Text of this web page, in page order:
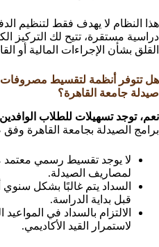
هذا النظام لا يهدف فقط لتنظيم
دراسية مستقرة، تتيح لك التركيز
القلق بشأن الإجراءات المالية أو
هل تتوفر أنظمة لتقسيط مصروفات
صيدلة جامعة القاهرة؟
نعم، توجد تسهيلات للطلاب الوافدين
برامج الصيدلة بجامعة القاهرة
لا يوجد تقسيط رسمي معتمد
لمصاريف الصيدلة.
السداد يتم غالبًا بشكل
قبل بداية الدراسة.
الالتزام بالسداد في
لاستمرار القيد الأكاديمي.